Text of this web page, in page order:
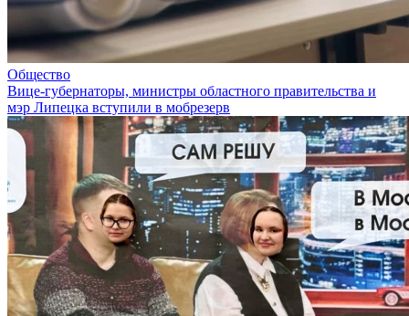
Общество
Вице-губернаторы, министры областного правительства и
мэр Липецка вступили в мобрезерв